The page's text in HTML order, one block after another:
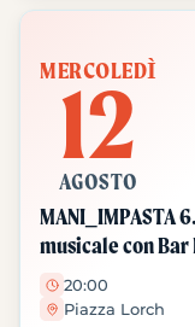
MERCOLEDÌ
12
AGOSTO
MANI_IMPASTA
musicale con
20:00
Piazza Lorch